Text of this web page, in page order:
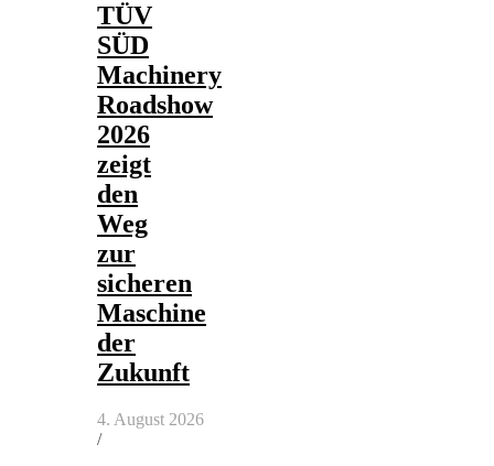
TÜV
SÜD
Machinery
Roadshow
2026
zeigt
den
Weg
zur
sicheren
Maschine
der
Zukunft
4. August 2026
/